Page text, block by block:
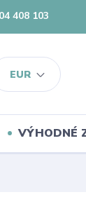
EUR
408 103
VÝHODNÉ